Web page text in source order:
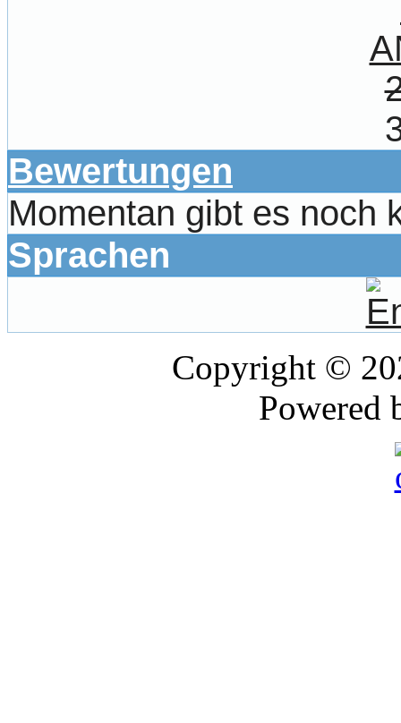
Bewertungen
Momentan gibt es noch
Sprachen
Copyright ©
Powered